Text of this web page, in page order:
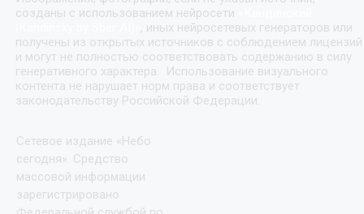
созданы с использованием нейросети
, иных нейросетевых генераторов или
получены из открытых источников с соблюдением лицензий
и могут не полностью соответствовать содержанию в силу
генеративного характера. Использование визуального
контента не нарушает норм права и соответствует
законодательству Российской Федерации.
Сетевое издание «Небо
сегодня». Средство
массовой информации
зарегистрировано